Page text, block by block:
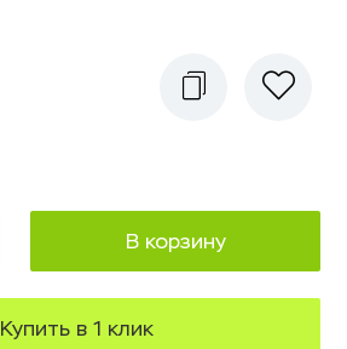
В корзину
Купить в 1 клик